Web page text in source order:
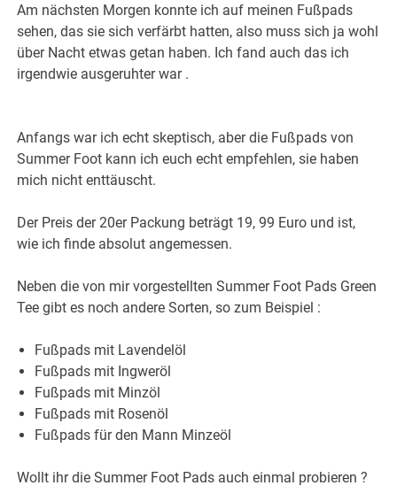
Am nächsten Morgen konnte ich auf meinen Fußpads
sehen, das sie sich verfärbt hatten, also muss sich ja wohl
über Nacht etwas getan haben. Ich fand auch das ich
irgendwie ausgeruhter war .
Anfangs war ich echt skeptisch, aber die Fußpads von
Summer Foot kann ich euch echt empfehlen, sie haben
mich nicht enttäuscht.
Der Preis der 20er Packung beträgt 19, 99 Euro und ist,
wie ich finde absolut angemessen.
Neben die von mir vorgestellten Summer Foot Pads Green
Tee gibt es noch andere Sorten, so zum Beispiel :
Fußpads mit Lavendelöl
Fußpads mit Ingweröl
Fußpads mit Minzöl
Fußpads mit Rosenöl
Fußpads für den Mann Minzeöl
Wollt ihr die Summer Foot Pads auch einmal probieren ?